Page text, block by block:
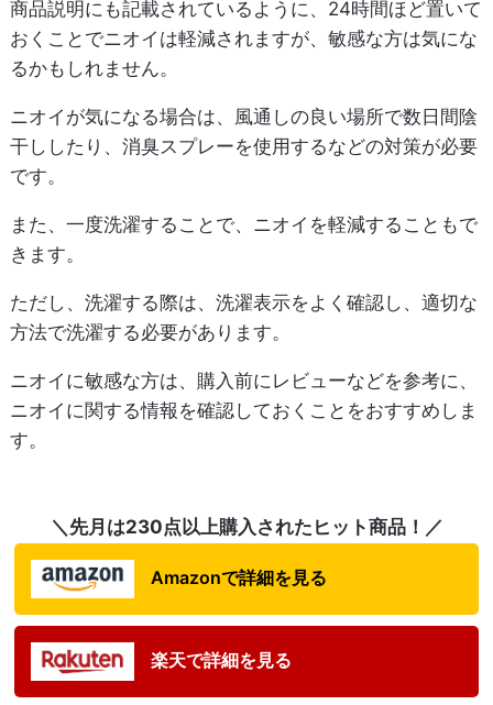
商品説明にも記載されているように、24時間ほど置いて
おくことでニオイは軽減されますが、敏感な方は気にな
るかもしれません。
ニオイが気になる場合は、風通しの良い場所で数日間陰
干ししたり、消臭スプレーを使用するなどの対策が必要
です。
また、一度洗濯することで、ニオイを軽減することもで
きます。
ただし、洗濯する際は、洗濯表示をよく確認し、適切な
方法で洗濯する必要があります。
ニオイに敏感な方は、購入前にレビューなどを参考に、
ニオイに関する情報を確認しておくことをおすすめしま
す。
＼先月は230点以上購入されたヒット商品！／
Amazonで詳細を見る
楽天で詳細を見る